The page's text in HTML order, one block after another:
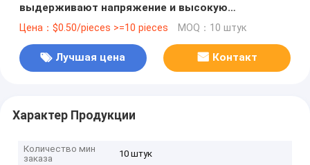
выдерживают напряжение и высокую
температуру
Цена：$0.50/pieces >=10 pieces MOQ：10 штук
Лучшая цена Контакт
Характер Продукции
Количество мин
заказа
10 штук